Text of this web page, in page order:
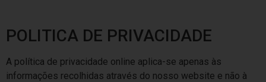
POLITICA DE PRIVACIDADE
A política de privacidade online aplica-se apenas às
informações recolhidas através do nosso website e não à